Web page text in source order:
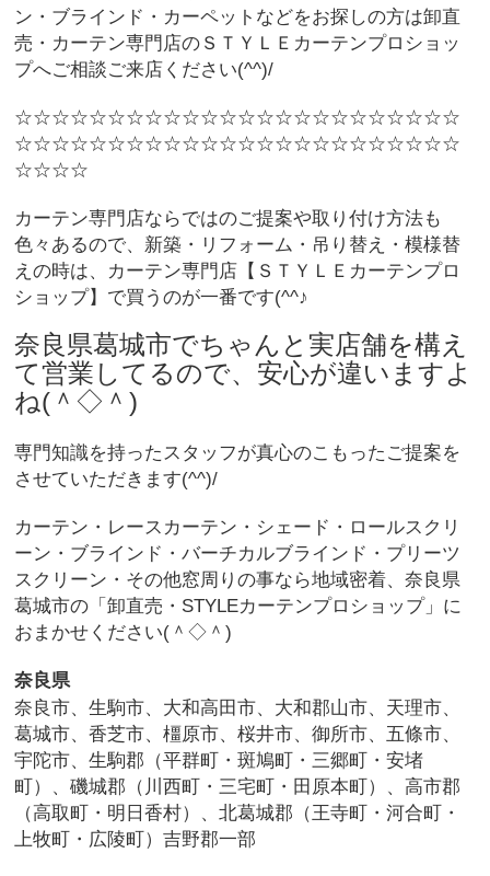
ン・ブラインド・カーペットなどをお探しの方は卸直
売・カーテン専門店のＳＴＹＬＥカーテンプロショッ
プへご相談ご来店ください(^^)/
☆☆☆☆☆☆☆☆☆☆☆☆☆☆☆☆☆☆☆☆☆☆☆☆
☆☆☆☆☆☆☆☆☆☆☆☆☆☆☆☆☆☆☆☆☆☆☆☆
☆☆☆☆
カーテン専門店ならではのご提案や取り付け方法も
色々あるので、新築・リフォーム・吊り替え・模様替
えの時は、カーテン専門店【ＳＴＹＬＥカーテンプロ
ショップ】で買うのが一番です(^^♪
奈良県葛城市でちゃんと実店舗を構え
て営業してるので、安心が違いますよ
ね(＾◇＾)
専門知識を持ったスタッフが真心のこもったご提案を
させていただきます(^^)/
カーテン・レースカーテン・シェード・ロールスクリ
ーン・ブラインド・バーチカルブラインド・プリーツ
スクリーン・その他窓周りの事なら地域密着、奈良県
葛城市の「卸直売・STYLEカーテンプロショップ」に
おまかせください(＾◇＾)
奈良県
奈良市、生駒市、大和高田市、大和郡山市、天理市、
葛城市、香芝市、橿原市、桜井市、御所市、五條市、
宇陀市、生駒郡（平群町・斑鳩町・三郷町・安堵
町）、磯城郡（川西町・三宅町・田原本町）、高市郡
（高取町・明日香村）、北葛城郡（王寺町・河合町・
上牧町・広陵町）吉野郡一部